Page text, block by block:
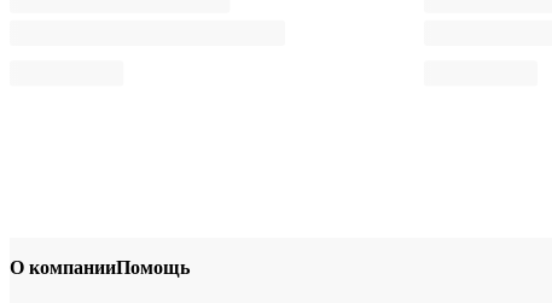
О компанииПомощь